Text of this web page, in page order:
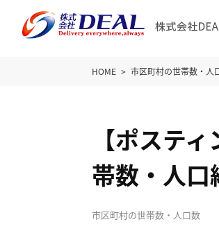
HOME 市区町村の世帯数・人
【ポステ
帯数・人口
市区町村の世帯数・人口数